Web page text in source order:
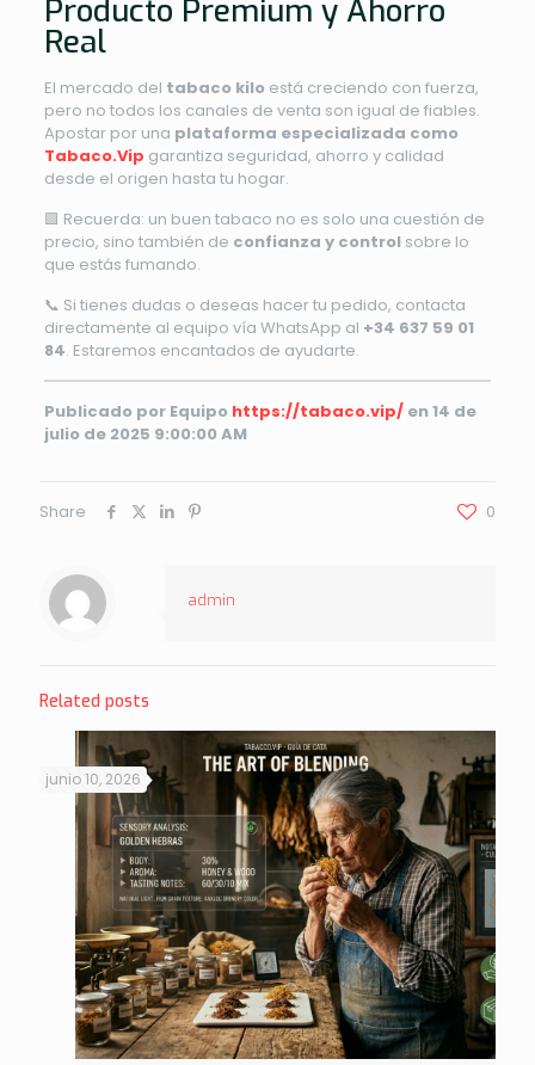
Producto Premium y Ahorro
Real
El mercado del tabaco kilo está creciendo con fuerza,
pero no todos los canales de venta son igual de fiables.
Apostar por una plataforma especializada como
Tabaco.Vip garantiza seguridad, ahorro y calidad
desde el origen hasta tu hogar.
🟩 Recuerda: un buen tabaco no es solo una cuestión de
precio, sino también de confianza y controlsobre lo
que estás fumando.
📞 Si tienes dudas o deseas hacer tu pedido, contacta
directamente al equipo vía WhatsApp al +34 637 59 01
84. Estaremos encantados de ayudarte.
Publicado por Equipo https://tabaco.vip/en 14 de
julio de 2025 9:00:00 AM
Share 0
admin
Related posts
junio 10, 2026